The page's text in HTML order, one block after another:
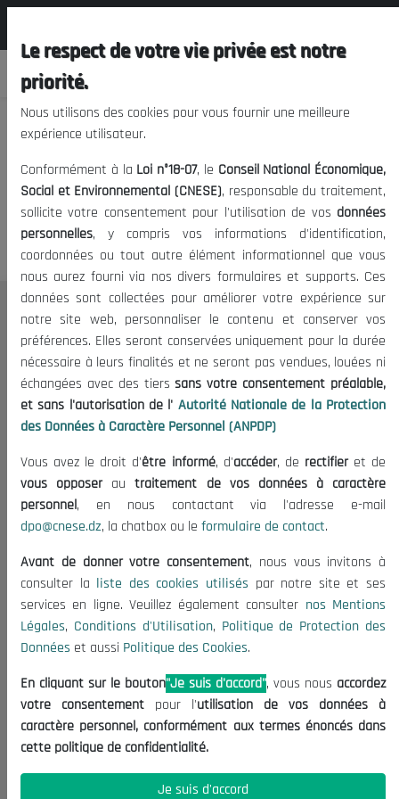
Nous vous prions de nous
excuser, mais l'accès à ce
contenu est restreint.
Le CNESE
A Propos
Le président
Organisation
Publications
Informations utiles
Appels d'offres et Consultations
Mentions Légales
Conditions d'Utilisation
Politique de Protection des Données
Politique des Cookies
Nous Contacter
(+213) 021 98 01 00|01|02
contact@cnese.dz
Suggestions ou Initiatives ?
Newsletter
dernières nouvelles.
Le respect de votre vie privée est notre
priorité.
Nous utilisons des cookies pour vous fournir une meilleure
expérience utilisateur.
Conformément à la Loi n°18-07, le Conseil National Économique,
Social et Environnemental (CNESE), responsable du traitement,
sollicite votre consentement pour l'utilisation de vos données
personnelles, y compris vos informations d'identification,
coordonnées ou tout autre élément informationnel que vous
nous aurez fourni via nos divers formulaires et supports. Ces
données sont collectées pour améliorer votre expérience sur
notre site web, personnaliser le contenu et conserver vos
préférences. Elles seront conservées uniquement pour la durée
nécessaire à leurs finalités et ne seront pas vendues, louées ni
échangées avec des tierssans votre consentement préalable,
et sans l'autorisation de l' Autorité Nationale de la Protection
des Données à Caractère Personnel (ANPDP)
Vous avez le droit d'être informé, d'accéder, de rectifieret de
vous opposerautraitement de vos données à caractère
personnel, en nous contactant via l'adresse e-mail
dpo@cnese.dz, la chatbox ou le formulaire de contact.
Avant de donner votre consentement, nous vous invitons à
consulter la liste des cookies utilisés par notre site et ses
services en ligne. Veuillez également consulter nos Mentions
Légales, Conditions d'Utilisation, Politique de Protection des
Données et aussi Politique des Cookies.
En cliquant sur le bouton"Je suis d'accord", vous nous accordez
votre consentement pour l'utilisation de vos données à
caractère personnel, conformément aux termes énoncés dans
cette politique de confidentialité.
Je suis d'accord